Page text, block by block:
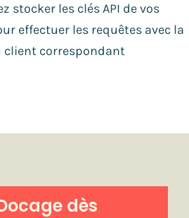
stocker les clés API de vos
effectuer les requêtes avec la
client correspondant
dès